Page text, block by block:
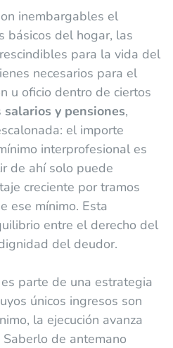
inembargables el
básicos del hogar, las
para la vida del
necesarios para el
u oficio dentro de ciertos
salarios y pensiones,
el importe
interprofesional es
de ahí solo puede
creciente por tramos
ese mínimo. Esta
entre el derecho del
del deudor.
parte de una estrategia
únicos ingresos son
la ejecución avanza
de antemano